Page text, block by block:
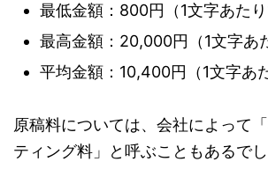
最低金額：800円（1文字あたり
最高金額：20,000円（1文字あ
平均金額：10,400円（1文字あ
原稿料については、会社によって
ティング料」と呼ぶこともあるでし